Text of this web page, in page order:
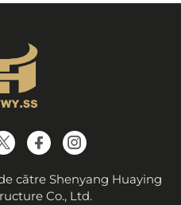
către Shenyang Huaying
Co., Ltd.